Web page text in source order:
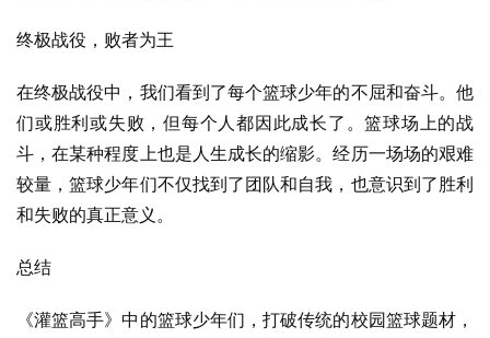
终极战役，败者为王
在终极战役中，我们看到了每个篮球少年的不屈和奋斗。他
们或胜利或失败，但每个人都因此成长了。篮球场上的战
斗，在某种程度上也是人生成长的缩影。经历一场场的艰难
较量，篮球少年们不仅找到了团队和自我，也意识到了胜利
和失败的真正意义。
总结
《灌篮高手》中的篮球少年们，打破传统的校园篮球题材，